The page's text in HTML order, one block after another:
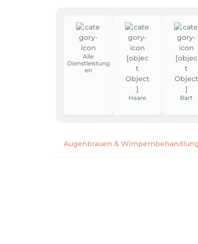
Alle
Dienstleistung
en
Haare Bart
Augenbrauen &